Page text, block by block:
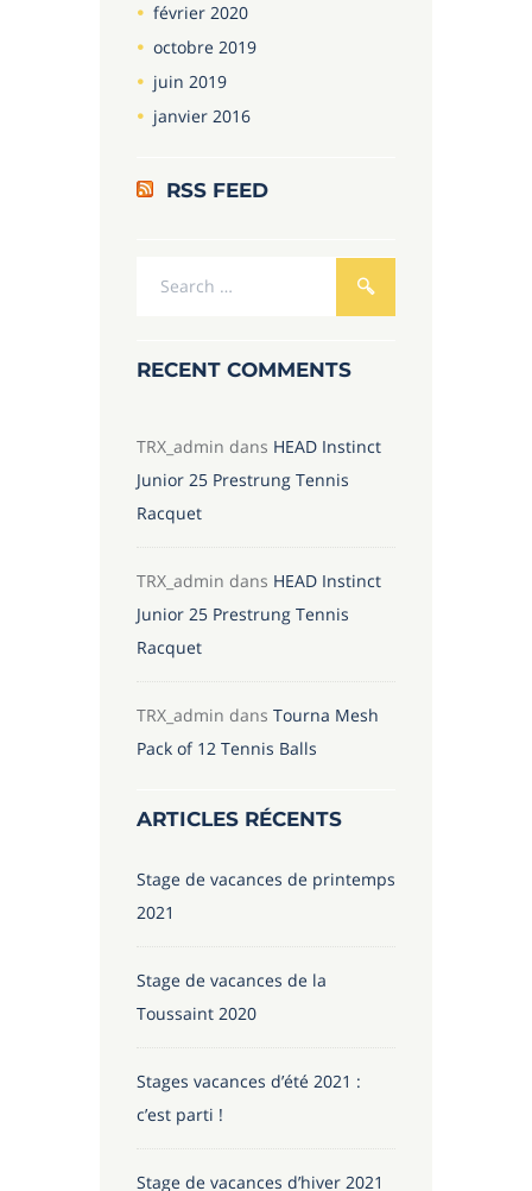
février 2020
octobre 2019
juin 2019
janvier 2016
RSS FEED
RECENT COMMENTS
TRX_admin dans HEAD Instinct
Junior 25 Prestrung Tennis
Racquet
TRX_admin dans HEAD Instinct
Junior 25 Prestrung Tennis
Racquet
TRX_admin dans Tourna Mesh
Pack of 12 Tennis Balls
ARTICLES RÉCENTS
Stage de vacances de printemps
2021
Stage de vacances de la
Toussaint 2020
Stages vacances d’été 2021 :
c’est parti !
Stage de vacances d’hiver 2021